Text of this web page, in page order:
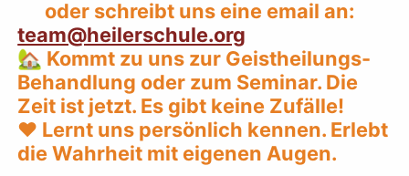
oder schreibt uns eine email an:
team@heilerschule.org
🏡 Kommt zu uns zur Geistheilungs-
Behandlung oder zum Seminar. Die
Zeit ist jetzt. Es gibt keine Zufälle!
❤️ Lernt uns persönlich kennen. Erlebt
die Wahrheit mit eigenen Augen.